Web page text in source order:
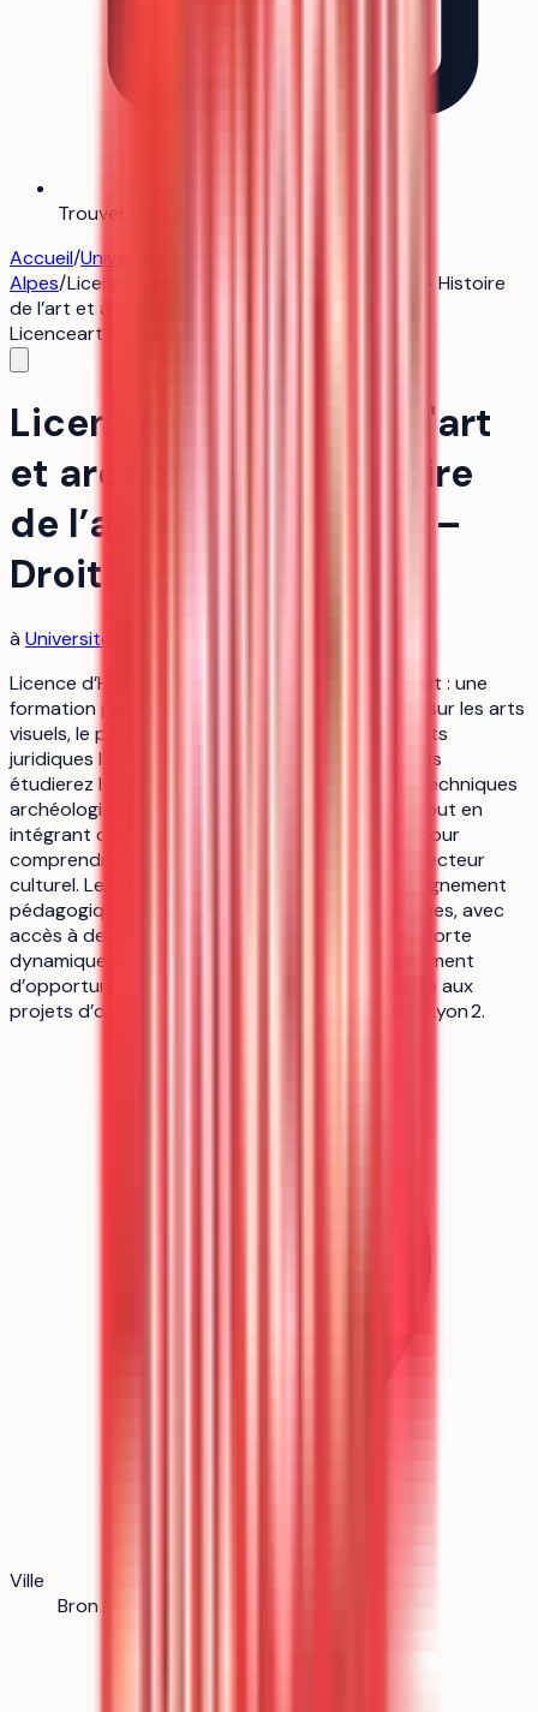
Trouver mon alternance
Accueil/Université Lyon 2 - Campus Porte des
Alpes/Licence - Histoire de l'art et archéologie - Histoire
de l’art et archéologie – Droit
Licencearts-design
Licence - Histoire de l'art
et archéologie - Histoire
de l’art et archéologie –
Droit
à Université Lyon 2 - Campus Porte des Alpes
Licence d’Histoire de l’art et d’archéologie – Droit : une
formation pluridisciplinaire qui allie la recherche sur les arts
visuels, le patrimoine historique et les fondements
juridiques liés à la protection du patrimoine. Vous
étudierez les grandes périodes artistiques, les techniques
archéologiques et les enjeux de conservation, tout en
intégrant des modules de droit public et privé pour
comprendre les cadres légaux qui régissent le secteur
culturel. Le cursus est soutenu par un accompagnement
pédagogique solide sur le campus Porte des Alpes, avec
accès à des espaces d’étude modernes et une forte
dynamique associative. Vous bénéficierez également
d’opportunités d’échanges internationaux grâce aux
projets d’ouverture développés par l’Université Lyon 2.
Ville
Bron